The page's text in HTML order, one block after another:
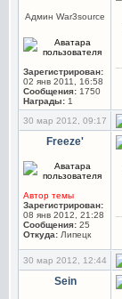
Админ War3source
Зарегистрирован:
02 янв 2011, 16:58
Сообщения: 1750
Награды: 1
30 мар 2012, 09:17
Freeze'
Автор темы
Зарегистрирован:
08 янв 2012, 21:28
Сообщения: 25
Откуда: Липецк
30 мар 2012, 12:44
Sein